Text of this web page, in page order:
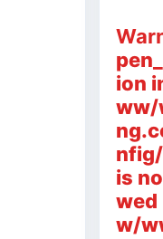
ion
ww/
is
w/